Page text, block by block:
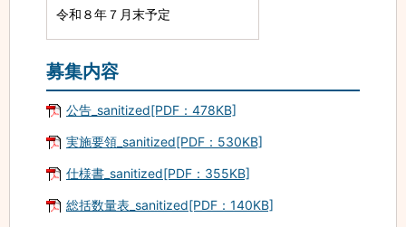
令和８年７月末予定
募集内容
公告_sanitized[PDF：478KB]
実施要領_sanitized[PDF：530KB]
仕様書_sanitized[PDF：355KB]
総括数量表_sanitized[PDF：140KB]